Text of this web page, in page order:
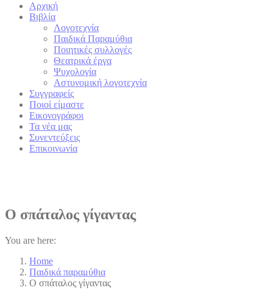
Αρχική
Βιβλία
Λογοτεχνία
Παιδικά Παραμύθια
Ποιητικές συλλογές
Θεατρικά έργα
Ψυχολογία
Αστυνομική λογοτεχνία
Συγγραφείς
Ποιοί είμαστε
Εικονογράφοι
Τα νέα μας
Συνεντεύξεις
Επικοινωνία
Ο σπάταλος γίγαντας
You are here:
Home
Παιδικά παραμύθια
Ο σπάταλος γίγαντας